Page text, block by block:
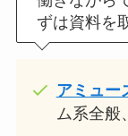
ずは資料を
アミュー
ム系全般